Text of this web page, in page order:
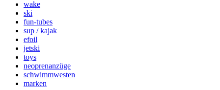
wake
ski
fun-tubes
sup / kajak
efoil
jetski
toys
neoprenanzüge
schwimmwesten
marken